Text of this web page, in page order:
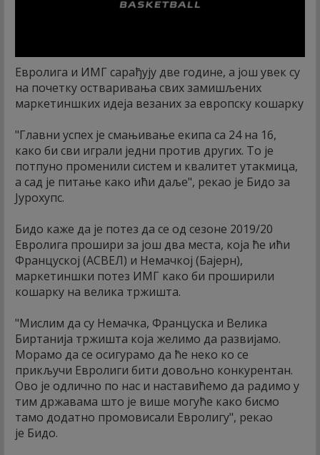
Евролига и ИМГ сарађују две године, а још увек су
на почетку остваривања свих замишљених
маркетиншких идеја везаних за европску кошарку
"Главни успех је смањивање екипа са 24 на 16,
како би сви играли једни против других. То је
потпуно променили систем и квалитет утакмица,
а сад је питање како ићи даље", рекао је Бидо за
Јурохупс.
Бидо каже да је потез да се од сезоне 2019/20
Евролига прошири за још два места, која ће ићи
Француској (АСВЕЛ) и Немачкој (Бајерн),
маркетиншки потез ИМГ како би проширили
кошарку на велика тржишта.
"Мислим да су Немачка, Француска и Велика
Биртанија тржишта која желимо да развијамо.
Морамо да се осигурамо да ће неко ко се
прикључи Евролиги бити довољно конкурентан.
Ово је одлично по нас и наставићемо да радимо у
тим државама што је више могуће како бисмо
тамо додатно промовисали Евролигу", рекао
је Бидо.